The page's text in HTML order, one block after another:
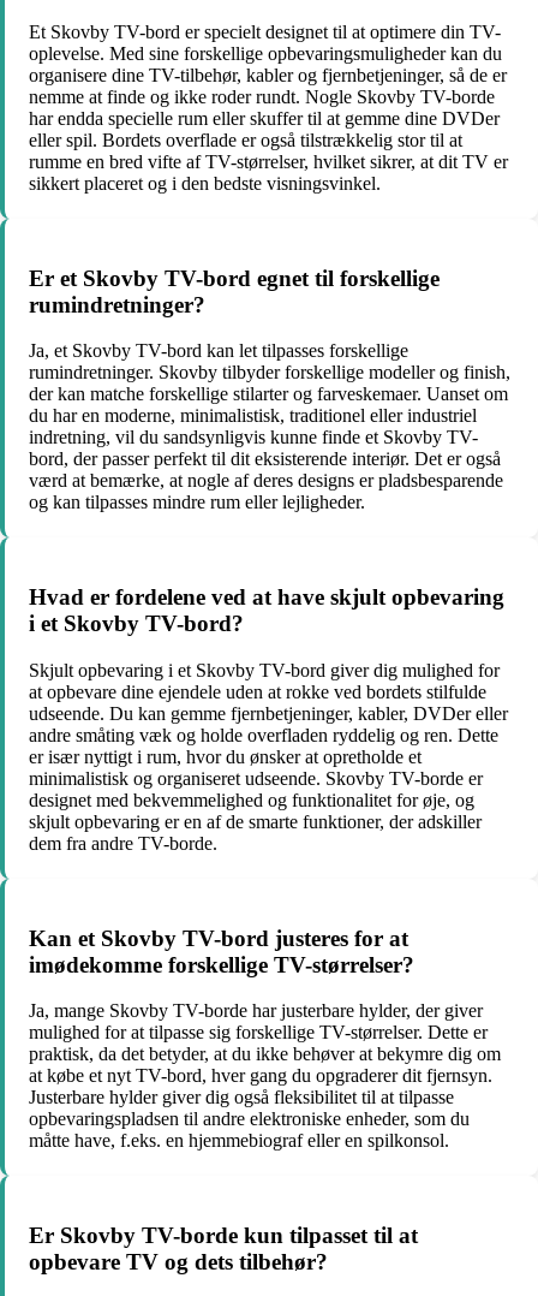
Et Skovby TV-bord er specielt designet til at optimere din TV-
oplevelse. Med sine forskellige opbevaringsmuligheder kan du
organisere dine TV-tilbehør, kabler og fjernbetjeninger, så de er
nemme at finde og ikke roder rundt. Nogle Skovby TV-borde
har endda specielle rum eller skuffer til at gemme dine DVDer
eller spil. Bordets overflade er også tilstrækkelig stor til at
rumme en bred vifte af TV-størrelser, hvilket sikrer, at dit TV er
sikkert placeret og i den bedste visningsvinkel.
Er et Skovby TV-bord egnet til forskellige
rumindretninger?
Ja, et Skovby TV-bord kan let tilpasses forskellige
rumindretninger. Skovby tilbyder forskellige modeller og finish,
der kan matche forskellige stilarter og farveskemaer. Uanset om
du har en moderne, minimalistisk, traditionel eller industriel
indretning, vil du sandsynligvis kunne finde et Skovby TV-
bord, der passer perfekt til dit eksisterende interiør. Det er også
værd at bemærke, at nogle af deres designs er pladsbesparende
og kan tilpasses mindre rum eller lejligheder.
Hvad er fordelene ved at have skjult opbevaring
i et Skovby TV-bord?
Skjult opbevaring i et Skovby TV-bord giver dig mulighed for
at opbevare dine ejendele uden at rokke ved bordets stilfulde
udseende. Du kan gemme fjernbetjeninger, kabler, DVDer eller
andre småting væk og holde overfladen ryddelig og ren. Dette
er især nyttigt i rum, hvor du ønsker at opretholde et
minimalistisk og organiseret udseende. Skovby TV-borde er
designet med bekvemmelighed og funktionalitet for øje, og
skjult opbevaring er en af de smarte funktioner, der adskiller
dem fra andre TV-borde.
Kan et Skovby TV-bord justeres for at
imødekomme forskellige TV-størrelser?
Ja, mange Skovby TV-borde har justerbare hylder, der giver
mulighed for at tilpasse sig forskellige TV-størrelser. Dette er
praktisk, da det betyder, at du ikke behøver at bekymre dig om
at købe et nyt TV-bord, hver gang du opgraderer dit fjernsyn.
Justerbare hylder giver dig også fleksibilitet til at tilpasse
opbevaringspladsen til andre elektroniske enheder, som du
måtte have, f.eks. en hjemmebiograf eller en spilkonsol.
Er Skovby TV-borde kun tilpasset til at
opbevare TV og dets tilbehør?